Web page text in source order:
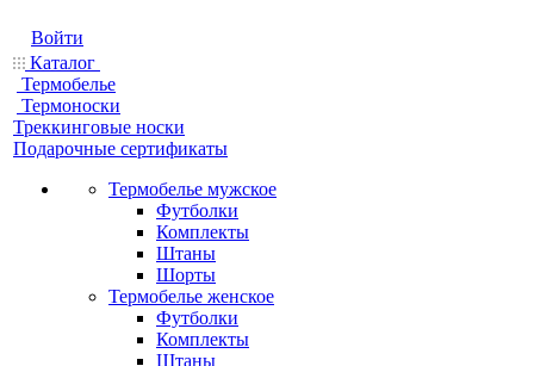
Войти
Каталог
Термобелье
Термоноски
Треккинговые носки
Подарочные сертификаты
Термобелье мужское
Футболки
Комплекты
Штаны
Шорты
Термобелье женское
Футболки
Комплекты
Штаны